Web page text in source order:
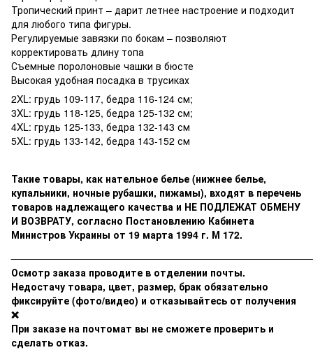
Тропический принт – дарит летнее настроение и подходит
для любого типа фигуры.
Регулируемые завязки по бокам – позволяют
корректировать длину топа
Съемные поролоновые чашки в бюсте
Высокая удобная посадка в трусиках
2XL: грудь 109-117, бедра 116-124 см;
3XL: грудь 118-125, бедра 125-132 см;
4XL: грудь 125-133, бедра 132-143 см
5XL: грудь 133-142, бедра 143-152 см
Такие товары, как нательное белье (нижнее белье,
купальники, ночные рубашки, пижамы), входят в перечень
товаров надлежащего качества и НЕ ПОДЛЕЖАТ ОБМЕНУ
И ВОЗВРАТУ, согласно Постановлению Кабинета
Министров Украины от 19 марта 1994 г. М 172.
Осмотр заказа проводите в отделении почты.
Недостачу товара, цвет, размер, брак обязательно
фиксируйте (фото/видео) и отказывайтесь от получения
❌
При заказе на почтомат вы не сможете проверить и
сделать отказ.